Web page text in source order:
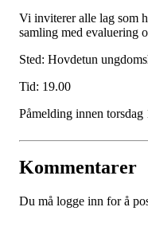
Vi inviterer alle lag som
samling med evaluering
Sted: Hovdetun
Tid: 19.00
Påmelding innen torsdag
Kommentarer
Du må logge inn for å